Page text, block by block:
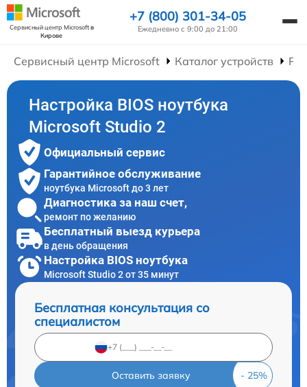
Сервисный центр Microsoftв
Кирове
+7 (800) 301-34-05
Ежедневно с 9:00 до 21:00
Сервисный центр Microsoft Каталог устройств
Настройка BIOS ноутбука
Microsoft Studio 2
Официальный сервис
Гарантийное обслуживание
ноутбука Microsoft до 3 лет
Диагностика за наш счет,
ремонт по желанию
Бесплатный выезд курьера
в день обращения
Настройка BIOS ноутбука
Microsoft Studio 2 от 35 минут
Бесплатная консультация со
специалистом
Оставить заявку